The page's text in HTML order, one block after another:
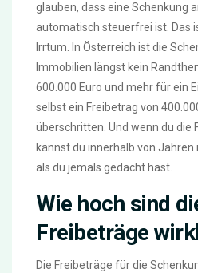
glauben, dass eine Schenkung
automatisch steuerfrei ist. Das
Irrtum. In Österreich ist die
Immobilien längst kein
600.000 Euro und mehr für ein
selbst ein Freibetrag von
überschritten. Und wenn du die
kannst du innerhalb von
als du jemals gedacht hast.
Wie hoch sind
Freibeträge
Die Freibeträge für die